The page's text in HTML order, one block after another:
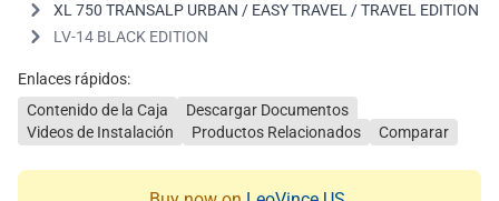
XL 750 TRANSALP URBAN / EASY TRAVEL / TRAVEL EDITION
LV-14 BLACK EDITION
Enlaces rápidos:
Contenido de la Caja
Descargar Documentos
Videos de Instalación
Productos Relacionados Comparar